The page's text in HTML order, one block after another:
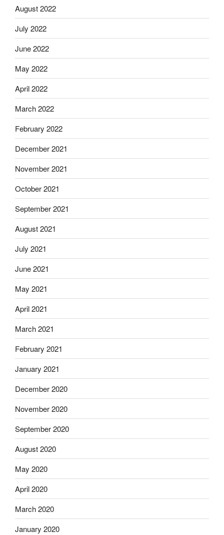
August 2022
July 2022
June 2022
May 2022
April 2022
March 2022
February 2022
December 2021
November 2021
October 2021
September 2021
August 2021
July 2021
June 2021
May 2021
April 2021
March 2021
February 2021
January 2021
December 2020
November 2020
September 2020
August 2020
May 2020
April 2020
March 2020
January 2020